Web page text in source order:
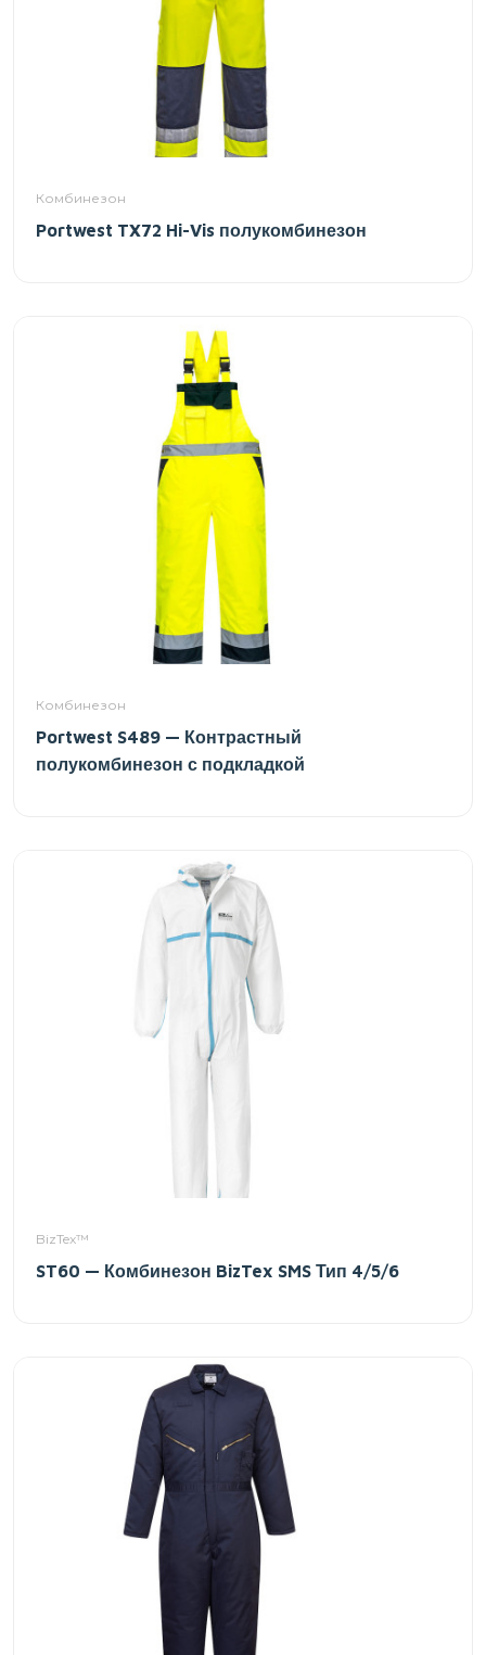
Комбинезон
Portwest TX72 Hi-Vis полукомбинезон
Комбинезон
Portwest S489 — Контрастный
полукомбинезон с подкладкой
BizTex™
ST60 — Комбинезон BizTex SMS Тип 4/5/6